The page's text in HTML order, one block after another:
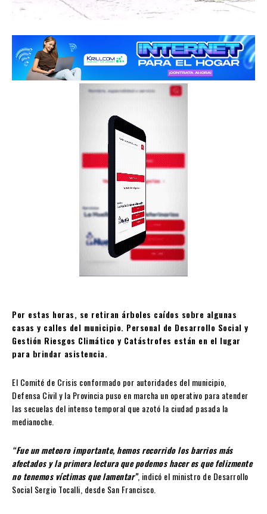
Por estas horas, se retiran árboles caídos sobre algunas
casas y calles del municipio. Personal de Desarrollo Social y
Gestión Riesgos Climático y Catástrofes están en el lugar
para brindar asistencia.
El Comité de Crisis conformado por autoridades del municipio,
Defensa Civil y la Provincia puso en marcha un operativo para atender
las secuelas del intenso temporal que azotó la ciudad pasada la
medianoche.
“Fue un meteoro importante, hemos recorrido los barrios más
afectados y la primera lectura que podemos hacer es que felizmente
no tenemos víctimas que lamentar”, indicó el ministro de Desarrollo
Social Sergio Tocalli, desde San Francisco.